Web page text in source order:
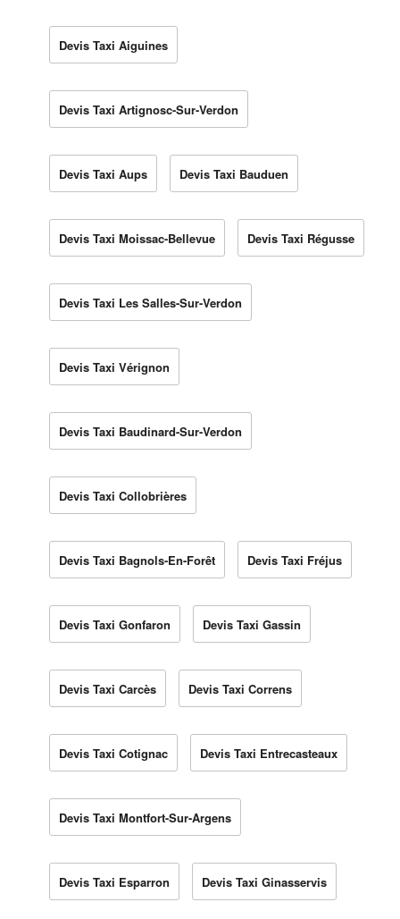
Devis Taxi Aiguines
Devis Taxi Artignosc-Sur-Verdon
Devis Taxi Aups Devis Taxi Bauduen
Devis Taxi Moissac-Bellevue Devis Taxi Régusse
Devis Taxi Les Salles-Sur-Verdon
Devis Taxi Vérignon
Devis Taxi Baudinard-Sur-Verdon
Devis Taxi Collobrières
Devis Taxi Bagnols-En-Forêt Devis Taxi Fréjus
Devis Taxi Gonfaron Devis Taxi Gassin
Devis Taxi Carcès Devis Taxi Correns
Devis Taxi Cotignac Devis Taxi Entrecasteaux
Devis Taxi Montfort-Sur-Argens
Devis Taxi Esparron Devis Taxi Ginasservis